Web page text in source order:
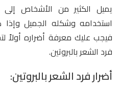
يميل الكثير من الأشخاص إلى
استخدامه وشكله الجميل وإذا
فيجب عليك معرفة أضراره أولاً
فرد الشعر بالبروتين.
أضرار فرد الشعر بالبروتين: